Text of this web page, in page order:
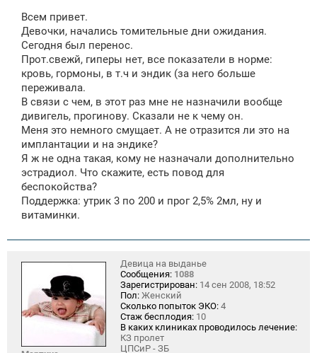
б
щ
н
и
Всем привет.
Девочки, начались томительные дни ожидания.
Сегодня был перенос.
Прот.свежй, гиперы нет, все показатели в норме:
кровь, гормоны, в т.ч и эндик (за него больше
переживала.
В связи с чем, в этот раз мне не назначили вообще
дивигель, прогинову. Сказали не к чему он.
Меня это немного смущает. А не отразится ли это на
имплантации и на эндике?
Я ж не одна такая, кому не назначали дополнительно
эстрадиол. Что скажите, есть повод для
беспокойства?
Поддержка: утрик 3 по 200 и прог 2,5% 2мл, ну и
витаминки.
Девица на выданье
Сообщения: 1088
Зарегистрирован: 14 сен 2008, 18:52
Пол: Женский
Сколько попыток ЭКО: 4
Стаж бесплодия: 10
В каких клиниках проводилось лечение:
КЗ пролет
ЦПСиР - ЗБ